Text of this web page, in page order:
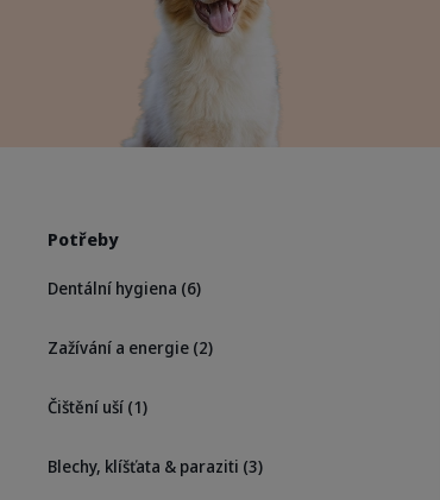
Potřeby
Dentální hygiena (6)
Zažívání a energie (2)
Čištění uší (1)
Blechy, klíšťata & paraziti (3)